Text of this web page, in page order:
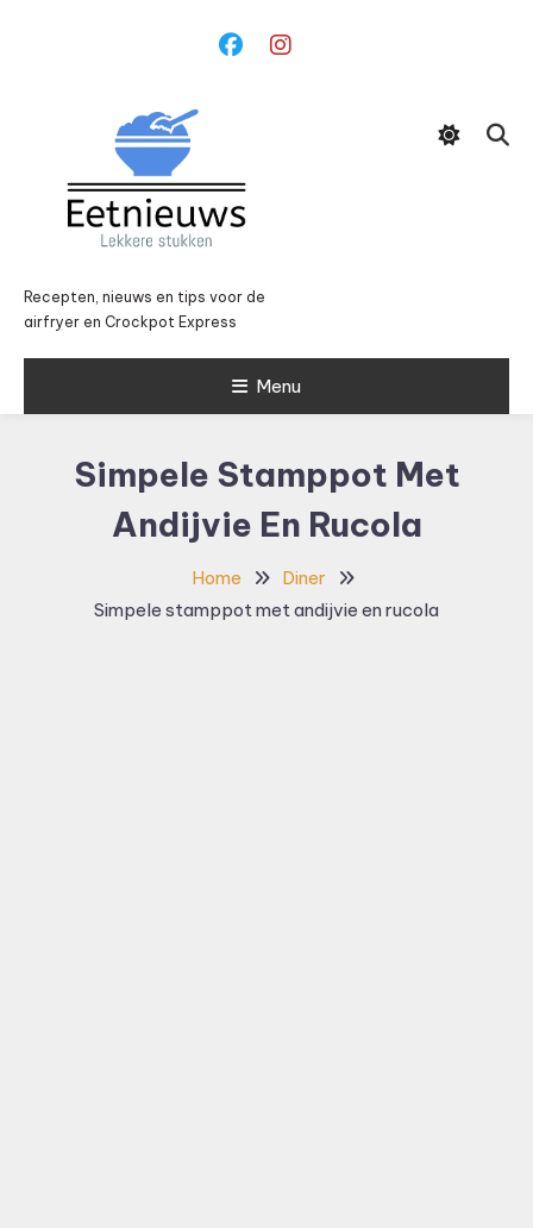
Recepten, nieuws en tips voor de
airfryer en Crockpot Express
Menu
Simpele Stamppot Met
Andijvie En Rucola
Home
Diner
Simpele stamppot met andijvie en rucola